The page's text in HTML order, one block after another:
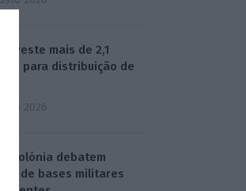
investe mais de 2,1
para distribuição de
2026
e Polónia debatem
de bases militares